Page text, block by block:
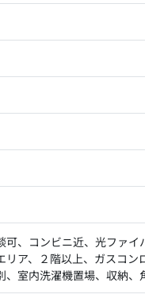
可、コンビニ近、光ファイ
リア、２階以上、ガスコン
、室内洗濯機置場、収納、